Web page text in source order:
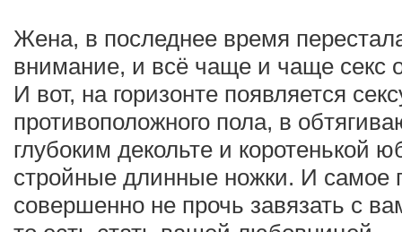
Жена, в последнее время
внимание, и всё чаще и чаще секс
И вот, на горизонте появляется
противоположного пола, в
глубоким декольте и коротенькой
стройные длинные ножки. И самое
совершенно не прочь завязать с